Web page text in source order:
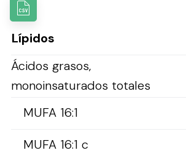
Lípidos
Ácidos grasos,
monoinsaturados totales
MUFA 16:1
MUFA 16:1 c